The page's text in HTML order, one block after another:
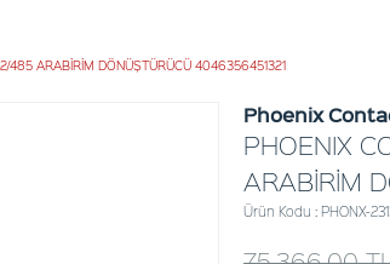
485 ARABİRİM DÖNÜŞTÜRÜCÜ 4046356451321
Phoenix
PHOENIX
ARABİRİM
Ürün Kodu : PHONX-